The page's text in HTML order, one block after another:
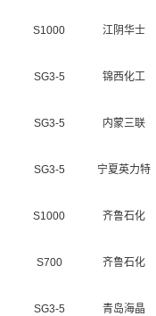
S1000 江阴华士
SG3-5 锦西化工
SG3-5 内蒙三联
SG3-5 宁夏英力特
S1000 齐鲁石化
S700 齐鲁石化
SG3-5 青岛海晶